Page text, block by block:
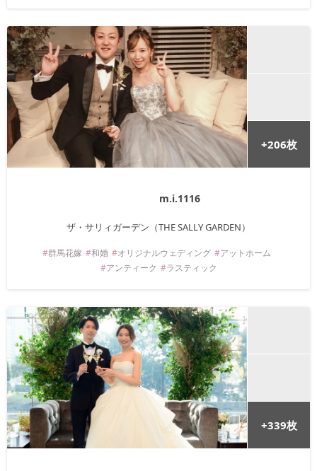
+206枚
m.i.1116
ザ・サリィガーデン（THE SALLY GARDEN）
群馬花嫁 和婚 オリジナルウェディング
アットホーム
アンティーク
ラスティック
+339枚